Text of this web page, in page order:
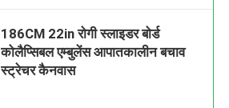
186CM 22in रोगी स्लाइडर बोर्ड
कोलैप्सिबल एम्बुलेंस आपातकालीन बचाव
स्ट्रेचर कैनवास